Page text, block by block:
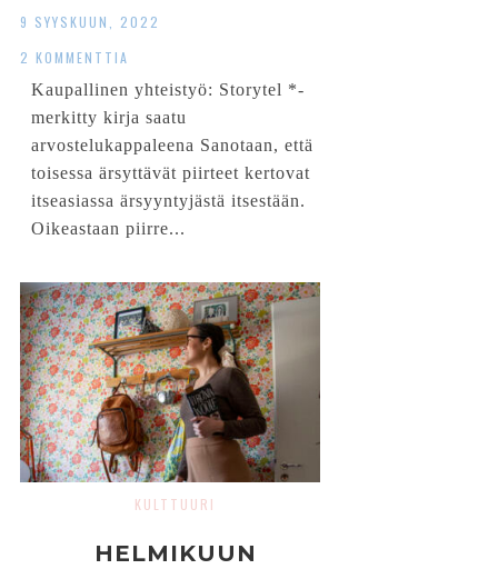
9 SYYSKUUN, 2022
2 KOMMENTTIA
Kaupallinen yhteistyö: Storytel *-
merkitty kirja saatu
arvostelukappaleena Sanotaan, että
toisessa ärsyttävät piirteet kertovat
itseasiassa ärsyyntyjästä itsestään.
Oikeastaan piirre...
KULTTUURI
HELMIKUUN